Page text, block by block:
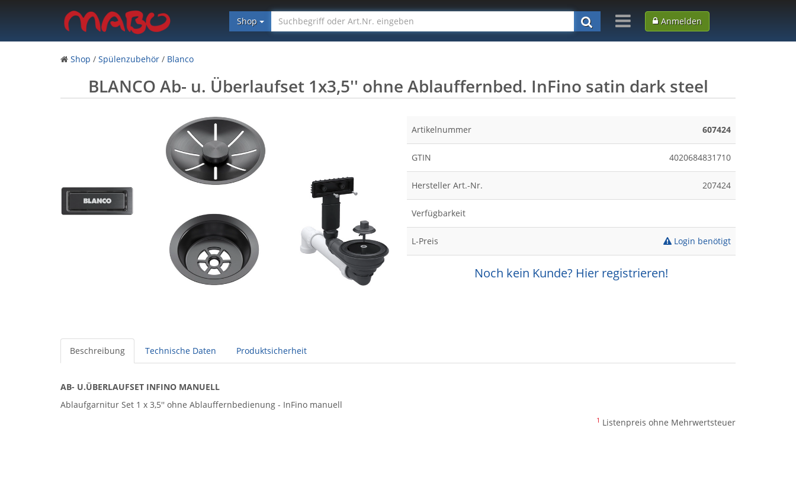
Shop Anmelden
Shop / Spülenzubehör / Blanco
BLANCO Ab- u. Überlaufset 1x3,5'' ohne Ablauffernbed. InFino satin dark steel
Artikelnummer 607424
GTIN 4020684831710
Hersteller Art.-Nr. 207424
Verfügbarkeit
L-Preis Login benötigt
Noch kein Kunde? Hier registrieren!
Beschreibung Technische Daten Produktsicherheit
AB- U.ÜBERLAUFSET INFINO MANUELL
Ablaufgarnitur Set 1 x 3,5'' ohne Ablauffernbedienung - InFino manuell
1 Listenpreis ohne Mehrwertsteuer